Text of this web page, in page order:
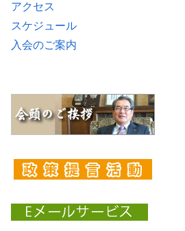
アクセス
スケジュール
入会のご案内